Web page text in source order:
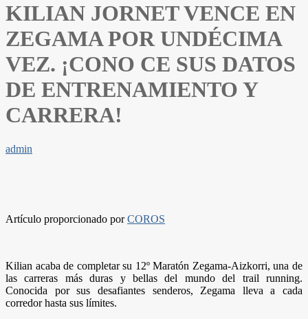
KILIAN JORNET VENCE EN
ZEGAMA POR UNDÉCIMA
VEZ. ¡CONO CE SUS DATOS
DE ENTRENAMIENTO Y
CARRERA!
admin
Artículo proporcionado porCOROS
Kilian acaba de completar su 12º Maratón Zegama-Aizkorri, una de
las carreras más duras y bellas del mundo del trail running.
Conocida por sus desafiantes senderos, Zegama lleva a cada
corredor hasta sus límites.